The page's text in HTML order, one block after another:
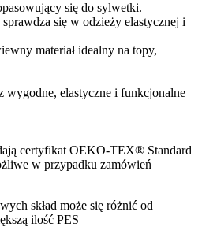
się do sylwetki.
się w odzieży elastycznej i
materiał idealny na topy,
wygodne, elastyczne i funkcjonalne
certyfikat OEKO-TEX® Standard
w przypadku zamówień
skład może się różnić od
ilość PES